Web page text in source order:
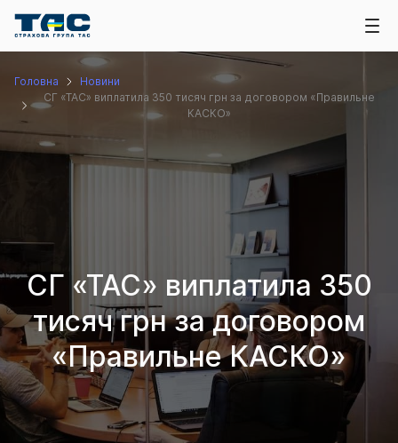
Головна
Новини
СГ «ТАС» виплатила 350 тисяч грн за договором «Правильне
КАСКО»
СГ «ТАС» виплатила 350
тисяч грн за договором
«Правильне КАСКО»